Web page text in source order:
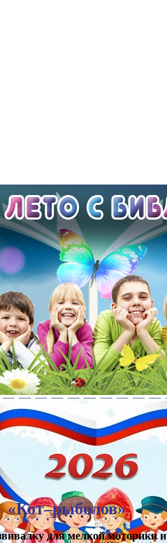
«Кот–рыболов»
для мелкой моторики